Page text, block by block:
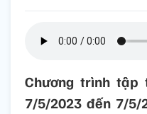
Chương trình
7/5/2023 đến 7/